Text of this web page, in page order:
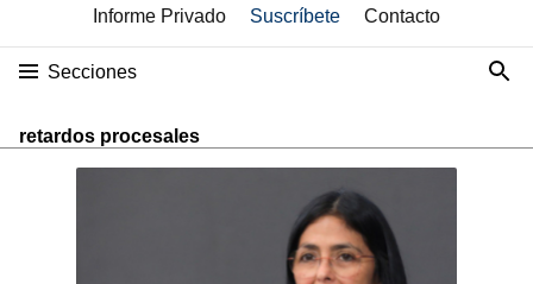
Informe Privado Suscríbete Contacto
Secciones
retardos procesales